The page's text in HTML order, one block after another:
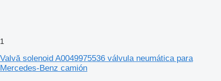
1
Valvă solenoid A0049975536 válvula neumática para
Mercedes-Benz camión